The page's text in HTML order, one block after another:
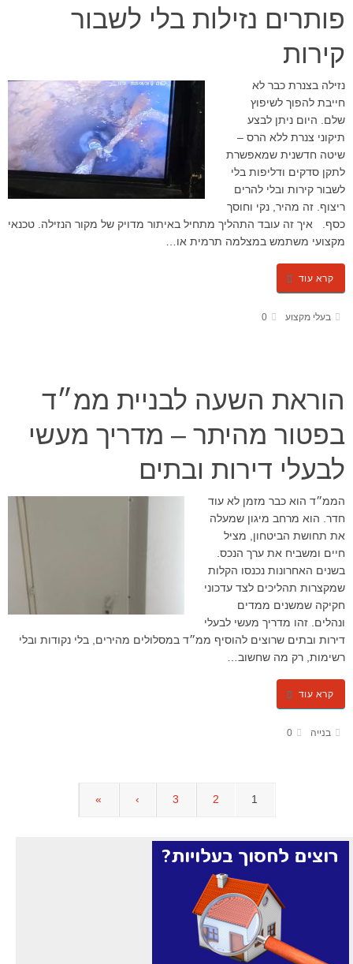
פותרים נזילות בלי לשבור
קירות
נזילה בצנרת כבר לא
חייבת להפוך לשיפוץ
שלם. היום ניתן לבצע
תיקוני צנרת ללא הרס –
שיטה חדשנית שמאפשרת
לתקן סדקים ודליפות בלי
לשבור קירות ובלי להרים
ריצוף. זה מהיר, נקי וחוסך
כסף. איך זה עובד התהליך מתחיל באיתור מדויק של מקור הנזילה. טכנאי
מקצועי משתמש במצלמה תרמית או…
קרא עוד
בעלי מקצוע 0
הוראת השעה לבניית ממ״ד
בפטור מהיתר – מדריך מעשי
לבעלי דירות ובתים
הממ״ד הוא כבר מזמן לא עוד
חדר. הוא מרחב מיגון שמעלה
את תחושת הביטחון, מציל
חיים ומשביח את ערך הנכס.
בשנים האחרונות נכנסו הקלות
שמקצרות תהליכים לצד עדכוני
חקיקה שמשנים ממדים
ונהלים. זהו מדריך מעשי לבעלי
דירות ובתים שרוצים להוסיף ממ״ד במסלולים מהירים, בלי נקודות ובלי
רשימות, רק מה שחשוב…
קרא עוד
בנייה 0
1
2
3
›
»